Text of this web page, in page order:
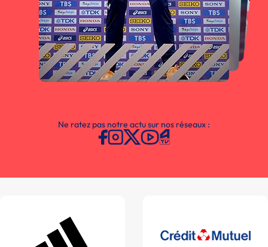
Ne ratez pas notre actu sur nos réseaux :